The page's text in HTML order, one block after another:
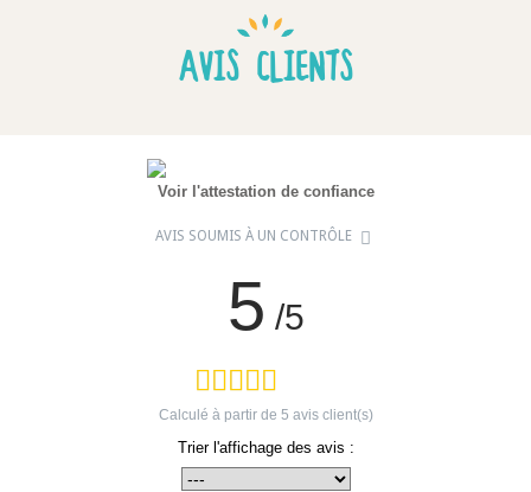
AVIS CLIENTS
Voir l'attestation de confiance
AVIS SOUMIS À UN CONTRÔLE
5 /5
Calculé à partir de 5 avis client(s)
Trier l'affichage des avis :